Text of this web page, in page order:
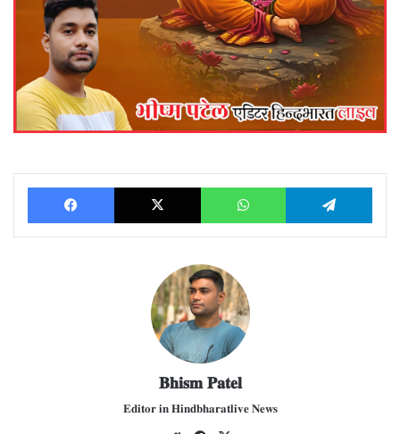
Facebook X WhatsApp
𝐁𝐡𝐢𝐬𝐦 𝐏𝐚𝐭𝐞𝐥
𝐄𝐝𝐢𝐭𝐨𝐫 𝐢𝐧 𝐇𝐢𝐧𝐝𝐛𝐡𝐚𝐫𝐚𝐭𝐥𝐢𝐯𝐞 𝐍𝐞𝐰𝐬